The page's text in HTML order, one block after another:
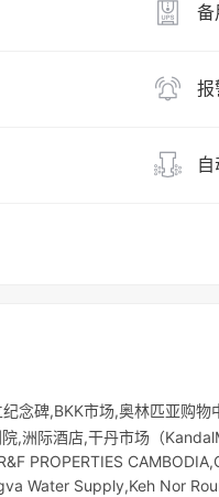
备
报
念碑,BKK市场,奥林匹亚购物
,洲际酒店,干丹市场（
PROPERTIES
Water Supply,Keh Nor